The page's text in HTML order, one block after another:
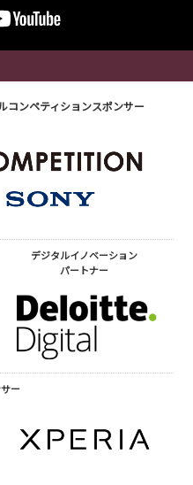
ンペティションスポンサー
デジタルイノベーション
パートナー
ー